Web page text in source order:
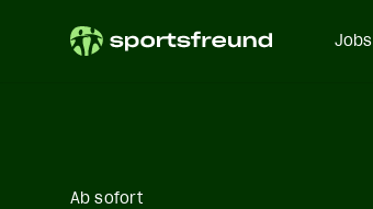
Jobs
Ab sofort